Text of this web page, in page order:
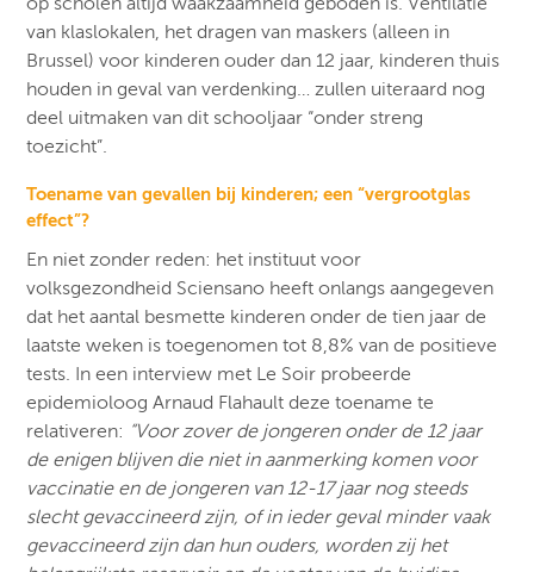
van klaslokalen, het dragen van maskers (alleen in
Brussel) voor kinderen ouder dan 12 jaar, kinderen thuis
houden in geval van verdenking… zullen uiteraard nog
deel uitmaken van dit schooljaar “onder streng
toezicht”.
Toename van gevallen bij kinderen; een “vergrootglas
effect”?
En niet zonder reden: het instituut voor
volksgezondheid Sciensano heeft onlangs aangegeven
dat het aantal besmette kinderen onder de tien jaar de
laatste weken is toegenomen tot 8,8% van de positieve
tests. In een interview met Le Soir probeerde
epidemioloog Arnaud Flahault deze toename te
relativeren: “Voor zover de jongeren onder de 12 jaar
de enigen blijven die niet in aanmerking komen voor
vaccinatie en de jongeren van 12-17 jaar nog steeds
slecht gevaccineerd zijn, of in ieder geval minder vaak
gevaccineerd zijn dan hun ouders, worden zij het